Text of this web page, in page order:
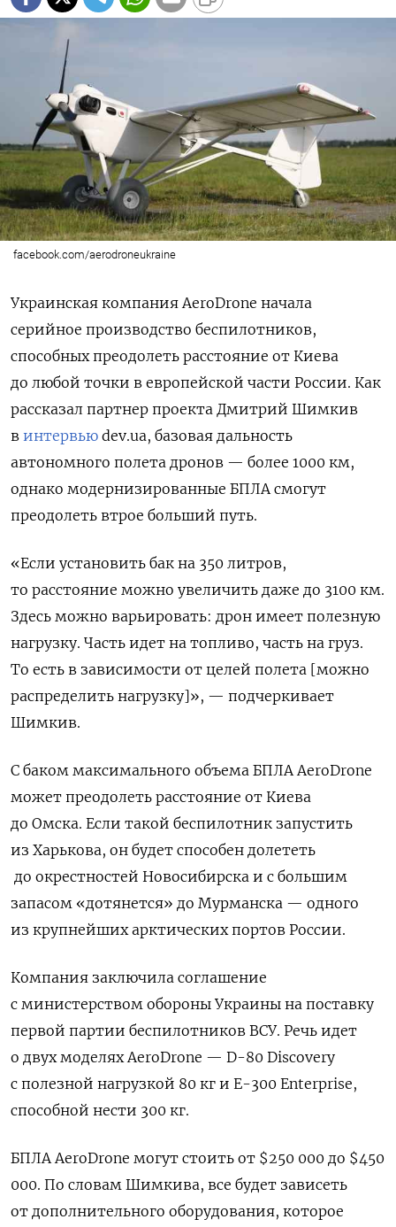
facebook.com/aerodroneukraine
Украинская компания AeroDrone начала
серийное производство беспилотников,
способных преодолеть расстояние от Киева
до любой точки в европейской части России. Как
рассказал партнер проекта Дмитрий Шимкив
в интервью dev.ua, базовая дальность
автономного полета дронов — более 1000 км,
однако модернизированные БПЛА смогут
преодолеть втрое больший путь.
«Если установить бак на 350 литров,
то расстояние можно увеличить даже до 3100 км.
Здесь можно варьировать: дрон имеет полезную
нагрузку. Часть идет на топливо, часть на груз.
То есть в зависимости от целей полета [можно
распределить нагрузку]», — подчеркивает
Шимкив.
С баком максимального объема БПЛА AeroDrone
может преодолеть расстояние от Киева
до Омска. Если такой беспилотник запустить
из Харькова, он будет способен долететь
до окрестностей Новосибирска и с большим
запасом «дотянется» до Мурманска — одного
из крупнейших арктических портов России.
Компания заключила соглашение
с министерством обороны Украины на поставку
первой партии беспилотников ВСУ. Речь идет
о двух моделях AeroDrone — D-80 Discovery
с полезной нагрузкой 80 кг и E-300 Enterprise,
способной нести 300 кг.
БПЛА AeroDrone могут стоить от $250 000 до $450
000. По словам Шимкива, все будет зависеть
от дополнительного оборудования, которое